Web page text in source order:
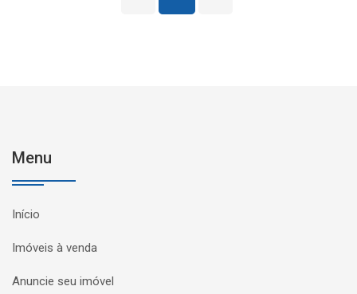
Menu
Início
Imóveis à venda
Anuncie seu imóvel